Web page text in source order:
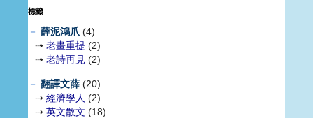
標籤
－ 薛泥鴻爪 (4)
⇢ 老畫重提 (2)
⇢ 老詩再見 (2)
－ 翻譯文薛 (20)
⇢ 經濟學人 (2)
⇢ 英文散文 (18)